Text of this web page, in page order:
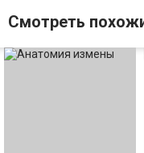
Смотрeть